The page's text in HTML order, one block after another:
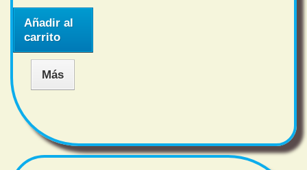
Añadir al
carrito
Más